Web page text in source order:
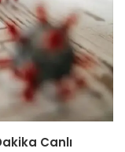
Canlı